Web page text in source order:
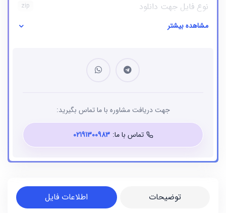
توضیحات اطلاعات فایل
نوع فایل جهت دانلود zip
نوع فایل بانک شماره موبایل مشاهده بیشتر
جهت دریافت مشاوره با ما تماس بگیرید:
تماس با ما: 02191300983